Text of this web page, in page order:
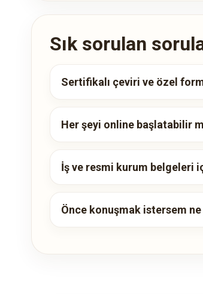
Sık sorulan
Sertifikalı çeviri ve özel
Her şeyi online başlatabilir
İş ve resmi kurum belgeleri
Önce konuşmak istersem ne